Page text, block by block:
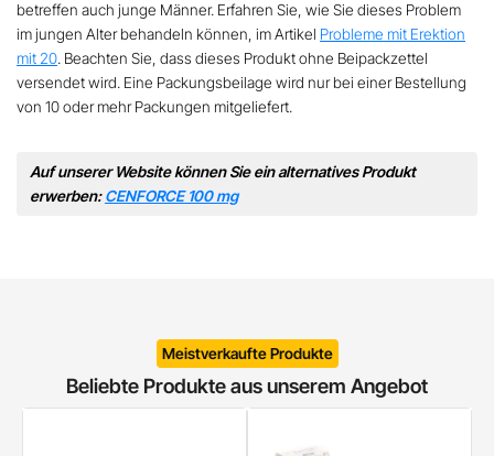
betreffen auch junge Männer. Erfahren Sie, wie Sie dieses Problem
im jungen Alter behandeln können, im Artikel Probleme mit Erektion
mit 20. Beachten Sie, dass dieses Produkt ohne Beipackzettel
versendet wird. Eine Packungsbeilage wird nur bei einer Bestellung
von 10 oder mehr Packungen mitgeliefert.
Auf unserer Website können Sie ein alternatives Produkt
erwerben:CENFORCE 100 mg
Meistverkaufte Produkte
Beliebte Produkte aus unserem Angebot